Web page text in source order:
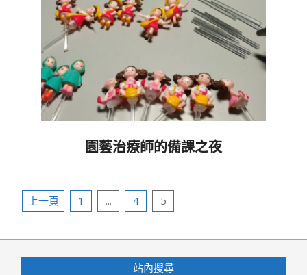
園藝治療師的備課之夜
22
文
分
上一頁 1 ... 4 5
站內搜尋